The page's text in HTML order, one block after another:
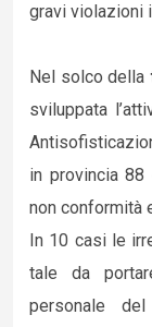
gravi violazioni
Nel solco della
sviluppata
in provincia
non conformità
In 10 casi le
tale da
personale